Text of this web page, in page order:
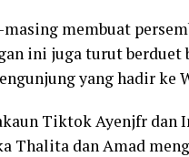
membuat
ini juga turut
yang hadir ke
Tiktok Ayenjfr dan
Thalita dan Amad